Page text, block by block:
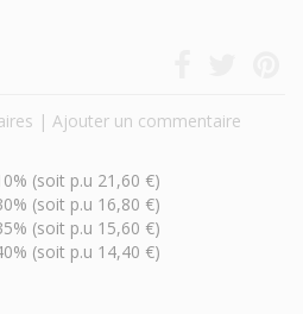
| Ajouter un commentaire
(soit p.u 21,60 €)
(soit p.u 16,80 €)
(soit p.u 15,60 €)
(soit p.u 14,40 €)